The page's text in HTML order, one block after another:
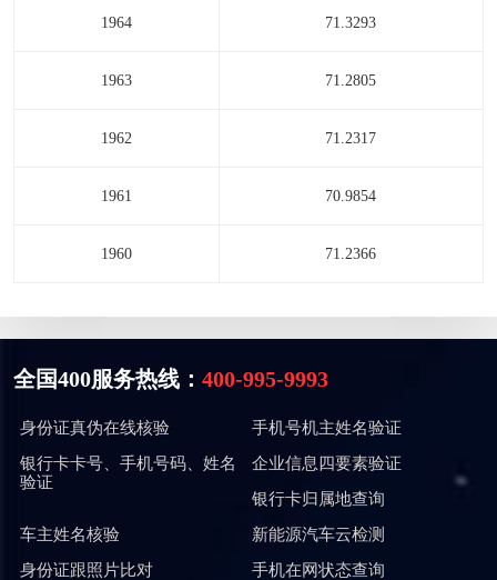
1964 71.3293
1963 71.2805
1962 71.2317
1961 70.9854
1960 71.2366
全国400服务热线： 400-995-9993
身份证真伪在线核验
手机号机主姓名验证
银行卡卡号、手机号码、姓名
验证
企业信息四要素验证
银行卡归属地查询
车主姓名核验
新能源汽车云检测
身份证跟照片比对
手机在网状态查询